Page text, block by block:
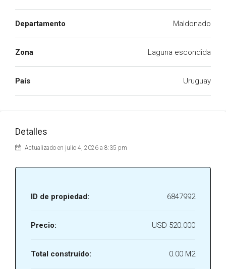
Departamento Maldonado
Zona Laguna escondida
País Uruguay
Detalles
Actualizado en julio 4, 2026 a 8:35 pm
ID de propiedad: 6847992
Precio: USD 520.000
Total construído: 0.00 M2